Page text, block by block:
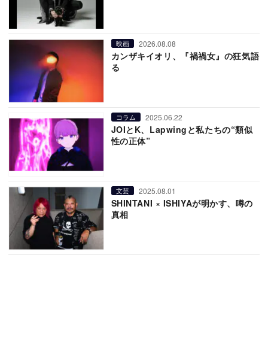
映画 2026.08.08
カンザキイオリ、『禍禍女』の狂気語
る
コラム 2025.06.22
JOIとK、Lapwingと私たちの“類似
性の正体”
文芸 2025.08.01
SHINTANI × ISHIYAが明かす、噂の
真相